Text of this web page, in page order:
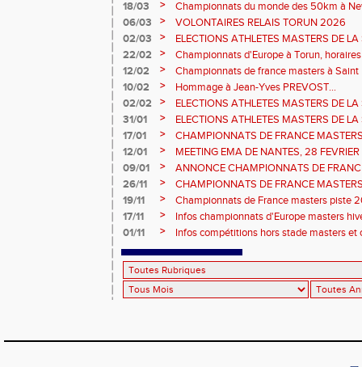
18/03
>
Championnats du monde des 50km à
Sébastien DOUMENC.
06/03 >
VOLONTAIRES RELAIS TORUN 2026
02/03
>
ELECTIONS ATHLETES MASTERS DE
2ème vote : athlètes hommes.
22/02 >
Championnats d'Europe à Torun,
informations...
12/02 >
Championnats de france masters à Saint
février 2026.
10/02 >
Hommage à Jean-Yves PREVOST...
02/02
>
ELECTIONS ATHLETES MASTERS DE
vote : athlètes femmes.
31/01 >
ELECTIONS ATHLETES MASTERS DE
17/01
>
CHAMPIONNATS DE FRANCE
informations sur les inscriptions et report
12/01 >
MEETING EMA DE NANTES, 28
09/01
>
ANNONCE CHAMPIONNATS DE
ÉPREUVES COMBINÉES ET ÉPREUVES
26/11 >
CHAMPIONNATS DE FRANCE
2026, site de l'organisation.
19/11 >
Championnats de France masters piste
17/11
>
Infos championnats d'Europe masters
01/11
> Infos compétitions hors stade masters et